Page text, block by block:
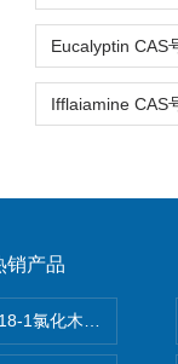
销产品
1氯化木兰花碱